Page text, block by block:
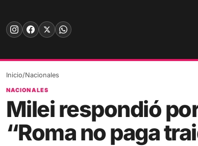
content
Inicio/Nacionales
NACIONALES
Milei respondió
“Roma no paga